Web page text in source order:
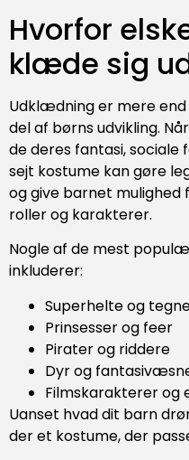
Hvorfor
klæde sig
Udklædning er mere
del af børns udvikling.
de deres fantasi,
sejt kostume kan gøre
og give barnet mulighed
roller og karakterer.
Nogle af de mest
inkluderer:
Superhelte og
Prinsesser og feer
Pirater og riddere
Dyr og
Filmskarakterer og
Uanset hvad dit barn
der et kostume, der